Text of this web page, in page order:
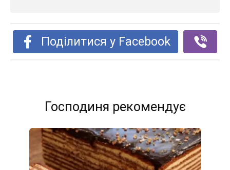
Поділитися у Facebook
Господиня рекомендує